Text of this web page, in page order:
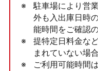
駐車場により営
外も入出庫日時
能時間をご確認
提特定日料金な
まれていない場
ご利用可能時間